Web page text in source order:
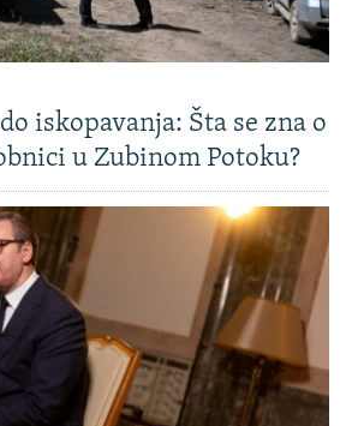
iskopavanja: Šta se zna o
u Zubinom Potoku?